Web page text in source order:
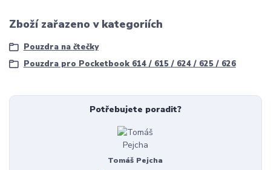
Zboží zařazeno v kategoriích
Pouzdra na čtečky
Pouzdra pro Pocketbook 614 / 615 / 624 / 625 / 626
Potřebujete poradit?
Tomáš Pejcha